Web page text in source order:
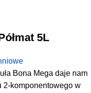
5L
Bona Mega daje nam
2-komponentowego w